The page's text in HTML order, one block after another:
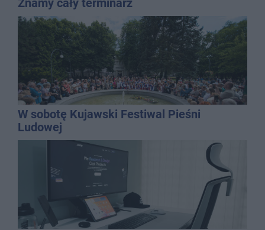
W sobotę Kujawski Festiwal Pieśni
Ludowej